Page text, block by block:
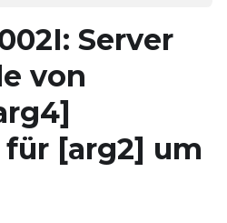
Server
von
für [arg2] um